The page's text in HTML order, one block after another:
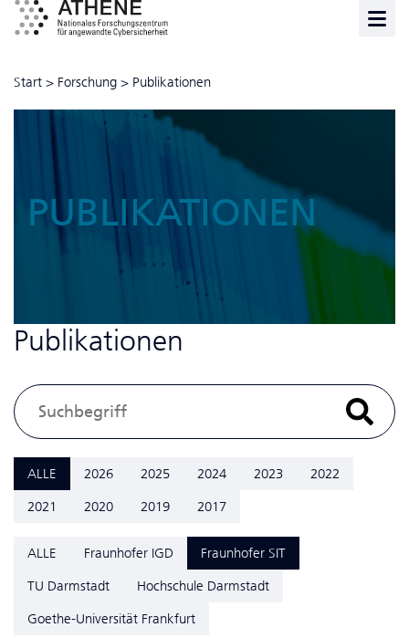
Start > Forschung > Publikationen
PUBLIKATIONEN
Publikationen
ALLE 2026 2025 2024 2023
2022
2021
2020 2019 2017
ALLE Fraunhofer IGD
Fraunhofer SIT
TU Darmstadt
Hochschule Darmstadt
Goethe-Universität Frankfurt